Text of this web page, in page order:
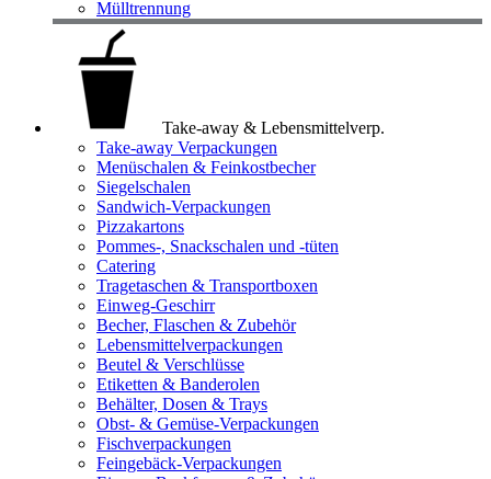
Mülltrennung
Take-away & Lebensmittelverp.
Take-away Verpackungen
Menüschalen & Feinkostbecher
Siegelschalen
Sandwich-Verpackungen
Pizzakartons
Pommes-, Snackschalen und -tüten
Catering
Tragetaschen & Transportboxen
Einweg-Geschirr
Becher, Flaschen & Zubehör
Lebensmittelverpackungen
Beutel & Verschlüsse
Etiketten & Banderolen
Behälter, Dosen & Trays
Obst- & Gemüse-Verpackungen
Fischverpackungen
Feingebäck-Verpackungen